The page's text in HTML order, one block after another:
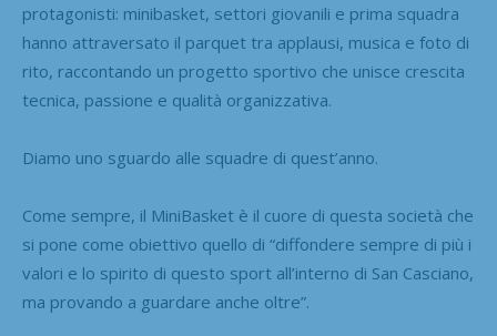
protagonisti: minibasket, settori giovanili e prima squadra
hanno attraversato il parquet tra applausi, musica e foto di
rito, raccontando un progetto sportivo che unisce crescita
tecnica, passione e qualità organizzativa.
Diamo uno sguardo alle squadre di quest’anno.
Come sempre, il MiniBasket è il cuore di questa società che
si pone come obiettivo quello di “diffondere sempre di più i
valori e lo spirito di questo sport all’interno di San Casciano,
ma provando a guardare anche oltre”.